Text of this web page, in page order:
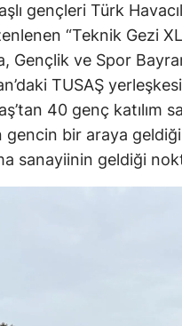
gençleri Türk
“Teknik Gezi
Gençlik ve Spor
TUSAŞ
40 genç katılım
gencin bir araya
sanayiinin geldiği